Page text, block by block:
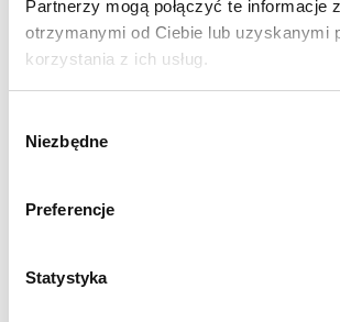
Partnerzy mogą połączyć te informacje
otrzymanymi od Ciebie lub uzyskanymi
korzystania z ich usług.
zgody
Niezbędne
Preferencje
Statystyka
magnetyczne ułatwiające montaż
paneli graficznych
Wzmocnienia konstrukcji łączone
ułatwiające rozkładanie
Ścianka Pop Up 3x5 Magnetic jest gotowym
SPECYFIKACJA:
2240
Solidna aluminiowa konstrukcja